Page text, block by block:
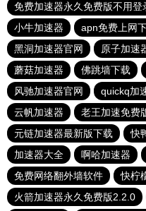
免费加速器永久免费版不用登
小牛加速器
apn免费上网
黑洞加速器官网
原子加速
蘑菇加速器
佛跳墙下载
风驰加速器官网
quickq加
云帆加速器
老王加速免费
元链加速器最新版下载
快
加速器大全
啊哈加速器
免费网络翻外墙软件
快柠
火箭加速器永久免费版2.2.0